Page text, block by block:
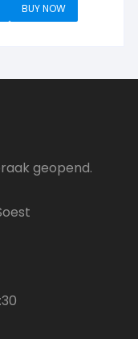
BUY NOW
geopend.